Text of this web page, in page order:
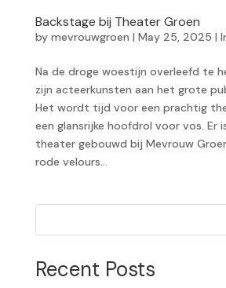
Backstage bij Theater Groen
by mevrouwgroen | May 25, 2025 |
Na de droge woestijn overleefd te
zijn acteerkunsten aan het grote
Het wordt tijd voor een prachtig
een glansrijke hoofdrol voor vos. Er
theater gebouwd bij Mevrouw
rode velours...
Recent Posts